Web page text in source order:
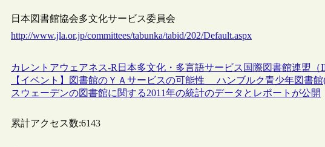
日本図書館協会多文化サービス委員会
http://www.jla.or.jp/committees/tabunka/tabid/202/Default.aspx
カレントアウェアネス-R 日本多文化・多言語サービス 国際図書館連盟（
【イベント】図書館のＹＡサービスの可能性 ハンブルク青少年図書館
スウェーデンの図書館に関する2011年の統計のデータとレポートが公開
累計アクセス数:6143